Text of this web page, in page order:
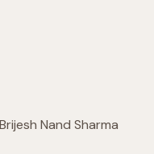
Nand Sharma
review!